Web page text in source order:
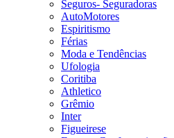
Seguros- Seguradoras
AutoMotores
Espiritismo
Férias
Moda e Tendências
Ufologia
Coritiba
Athletico
Grêmio
Inter
Figueirese